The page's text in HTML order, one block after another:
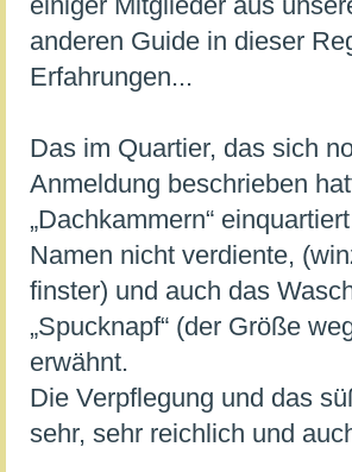
einiger Mitglieder aus
anderen Guide in dieser
Erfahrungen...
Das im Quartier, das sich
Anmeldung beschrieben
„Dachkammern“
Namen nicht verdiente,
finster) und auch das
„Spucknapf“ (der Größe
erwähnt.
Die Verpflegung und das
sehr, sehr reichlich und